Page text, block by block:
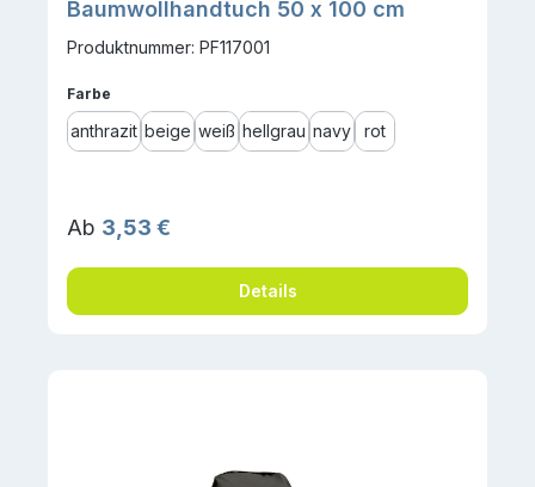
Baumwollhandtuch 50 x 100 cm
Produktnummer: PF117001
Farbe
anthrazit beige weiß hellgrau navy rot
Regulärer Preis:
Ab 3,53 €
Details